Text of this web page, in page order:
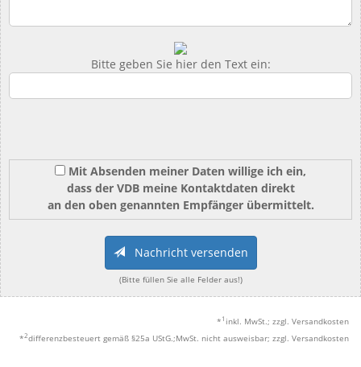
Bitte geben Sie hier den Text ein:
Mit Absenden meiner Daten willige ich ein,
dass der VDB meine Kontaktdaten direkt
an den oben genannten Empfänger übermittelt.
Nachricht versenden
(Bitte füllen Sie alle Felder aus!)
* 1 inkl. MwSt.; zzgl. Versandkosten
*2differenzbesteuert gemäß §25a UStG.;MwSt. nicht ausweisbar; zzgl. Versandkosten